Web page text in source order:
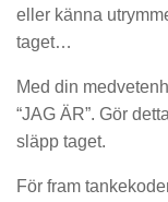
eller känna
taget…
Med din
“JAG ÄR”. Gör
släpp taget.
För fram